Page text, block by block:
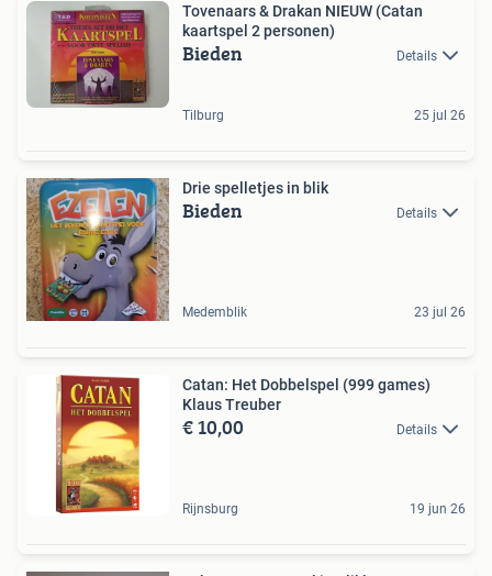
Tovenaars & Drakan NIEUW (Catan
kaartspel 2 personen)
Bieden Details
Tilburg 25 jul 26
Drie spelletjes in blik
Bieden Details
Medemblik 23 jul 26
Catan: Het Dobbelspel (999 games)
Klaus Treuber
€ 10,00 Details
Rijnsburg 19 jun 26